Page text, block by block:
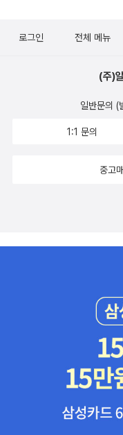
로그인 전체 메뉴
(주)
일반문의 (
1:1 문의
중고